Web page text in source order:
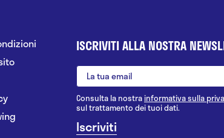
ISCRIVITI ALLA NOSTRA
Consulta la nostrainformativa sulla
sul trattamento dei tuoi dati.